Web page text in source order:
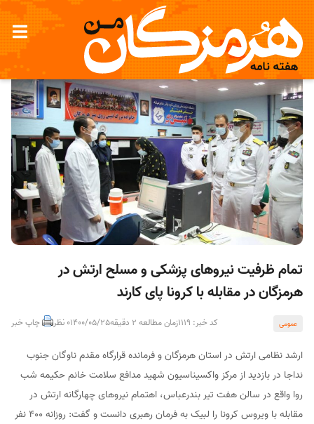
تمام ظرفیت نیروهای پزشکی و مسلح ارتش در
هرمزگان در مقابله با کرونا پای کارند
عمومی کد خبر: 1119 زمان مطالعه 2 دقیقه 1400/05/250 نظر چاپ خبر
ارشد نظامی ارتش در استان هرمزگان و فرمانده قرارگاه مقدم ناوگان جنوب
نداجا در بازدید از مرکز واکسیناسیون شهید مدافع سلامت خانم حکیمه شب
روا واقع در سالن هفت تیر بندرعباس، اهتمام نیروهای چهارگانه ارتش در
مقابله با ویروس کرونا را لبیک به فرمان رهبری دانست و گفت: روزانه ۴۰۰ نفر